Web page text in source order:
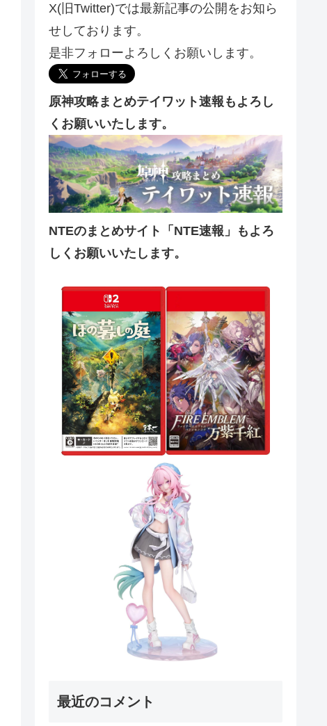
X(旧Twitter)では最新記事の公開をお知ら
せしております。
是非フォローよろしくお願いします。
原神攻略まとめテイワット速報もよろし
くお願いいたします。
NTEのまとめサイト「NTE速報」もよろ
しくお願いいたします。
最近のコメント